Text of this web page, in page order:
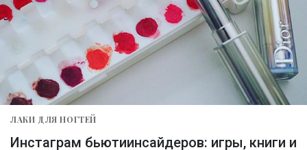
ЛАКИ ДЛЯ НОГТЕЙ
Инстаграм бьютиинсайдеров: игры, книги и